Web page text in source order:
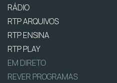
RÁDIO
RTP ARQUIVOS
RTP ENSINA
RTP PLAY
EM DIRETO
REVER PROGRAMAS